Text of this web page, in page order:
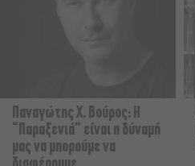
Παναγώτης Χ. Βούρος: Η
“Παραξενιά” είναι η δύναμή
μας να μπορούμε να